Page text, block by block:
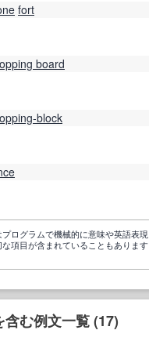
fort
board
ログラムで機械的に意味や英語表
項目が含まれていることもあります
含む例文一覧 (17)